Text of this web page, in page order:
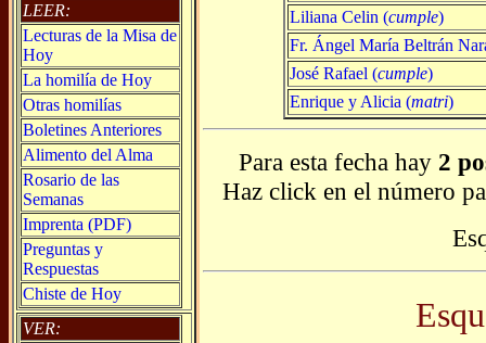
LEER:
Lecturas de la Misa de
Hoy
La homilía de Hoy
Otras homilías
Boletines Anteriores
Alimento del Alma
Rosario de las
Semanas
Imprenta (PDF)
Preguntas y
Respuestas
Chiste de Hoy
VER:
Liliana Celin (cumple)
Fr. Ángel María Beltrán
José Rafael (cumple)
Enrique y Alicia (matri)
Para esta fecha hay 2
Haz click en el número